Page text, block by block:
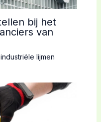
bij het
van
lijmen